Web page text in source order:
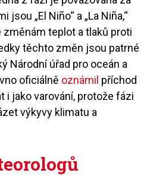
jsou „El Niño“ a „La Niña,“
teplot a tlaků proti
těchto změn jsou patrné
Národní úřad pro oceán a
oficiálně oznámil příchod
i jako varování, protože fázi
výkyvy klimatu a